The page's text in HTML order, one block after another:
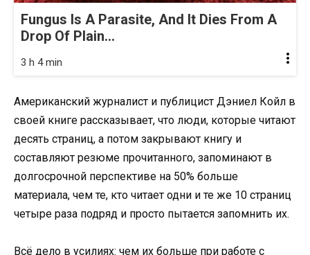
Fungus Is A Parasite, And It Dies From A
Drop Of Plain...
3 h 4 min
Американский журналист и публицист Дэниел Койл в
своей книге рассказывает, что люди, которые читают
десять страниц, а потом закрывают книгу и
составляют резюме прочитанного, запоминают в
долгосрочной перспективе на 50% больше
материала, чем те, кто читает одни и те же 10 страниц
четыре раза подряд и просто пытается запомнить их.
Всё дело в усилиях: чем их больше при работе с